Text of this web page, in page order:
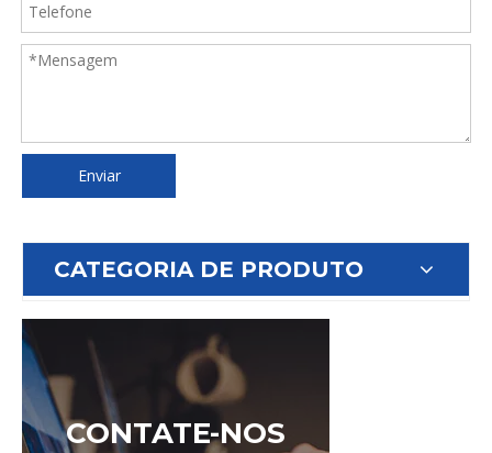
Enviar
CATEGORIA DE PRODUTO
CONTATE-NOS